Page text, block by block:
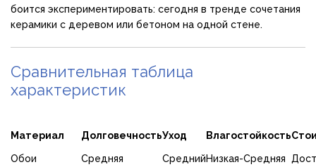
боится экспериментировать: сегодня в тренде сочетания
керамики с деревом или бетоном на одной стене.
Сравнительная таблица
характеристик
Материал ДолговечностьУход Влагостойкость
Обои Средняя СреднийНизкая-Средняя